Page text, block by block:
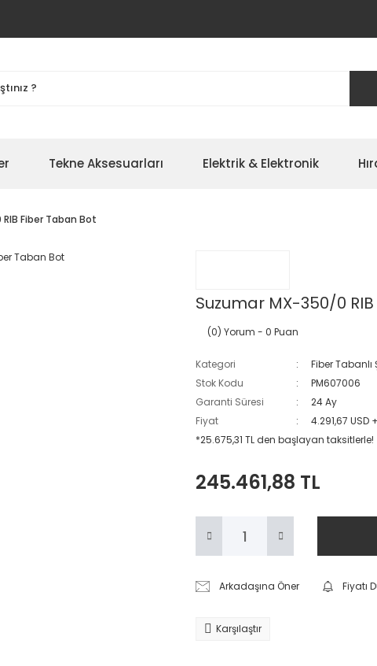
Tekne Aksesuarları Elektrik & Elektronik
Fiber Taban Bot
Suzumar MX-350/0
(0) Yorum - 0 Puan
Kategori
Fiber Tabanlı
Stok Kodu
PM607006
Garanti Süresi
24 Ay
Fiyat
4.291,67 USD
*25.675,31 TL den başlayan taksitlerle!
245.461,88 TL
Arkadaşına Öner Fiyatı
Karşılaştır